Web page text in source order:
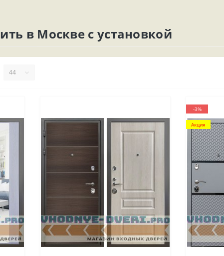
в Москве с установкой
-3%
Акция